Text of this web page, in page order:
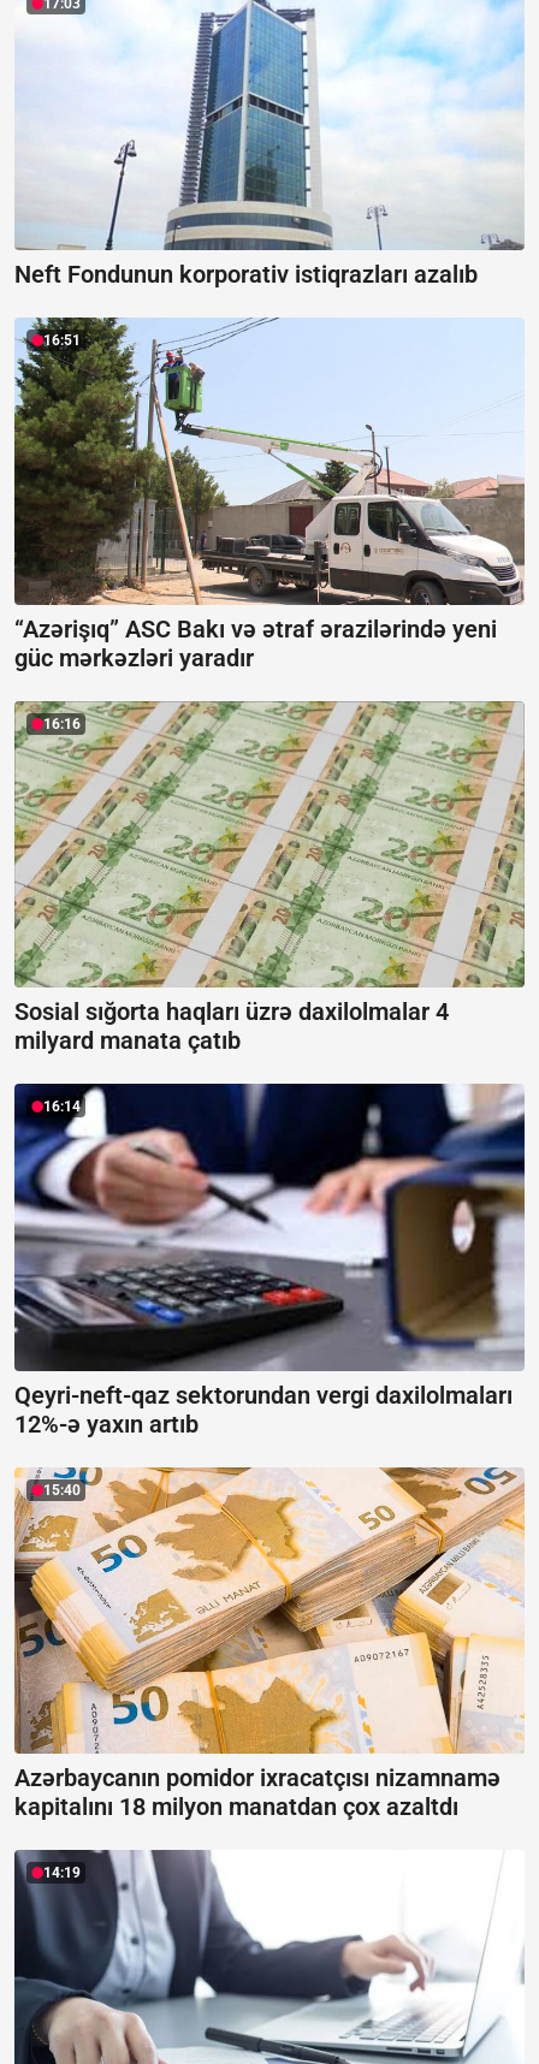
17:03
Neft Fondunun korporativ istiqrazları azalıb
16:51
“Azərişıq” ASC Bakı və ətraf ərazilərində yeni
güc mərkəzləri yaradır
16:16
Sosial sığorta haqları üzrə daxilolmalar 4
milyard manata çatıb
16:14
Qeyri-neft-qaz sektorundan vergi daxilolmaları
12%-ə yaxın artıb
15:40
Azərbaycanın pomidor ixracatçısı nizamnamə
kapitalını 18 milyon manatdan çox azaltdı
14:19